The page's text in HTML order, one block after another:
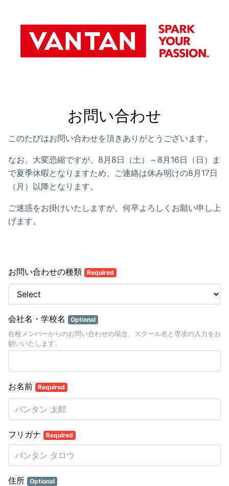
お問い合わせ
このたびはお問い合わせを頂きありがとうございます。
なお、大変恐縮ですが、8月8日（土）～8月16日（日）ま
で夏季休暇となりますため、ご連絡は休み明けの8月17日
（月）以降となります。
ご迷惑をお掛けいたしますが、何卒よろしくお願い申し上
げます。
お問い合わせの種類 Required
会社名・学校名 Optional
在校メンバーからのお問い合わせの場合、スクール名と専攻の入力をお
願いいたします。
お名前 Required
フリガナ Required
住所 Optional